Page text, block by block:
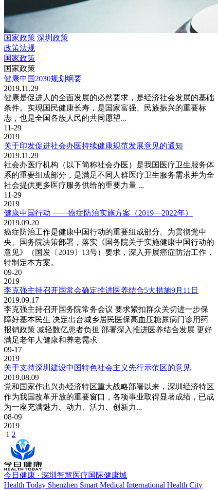
国家政策 深圳政策
政策法规
国家政策
国家政策
健康中国2030规划纲要
2019.11.29
健康是促进人的全面发展的必然要求，是经济社会发展的基础
条件。实现国民健康长寿，是国家富强、民族振兴的重要标
志，也是全国各族人民的共同愿望...
11-29
2019
关于印发促进社会办医持续健康规范发展意见的通知
2019.11.29
社会办医疗机构（以下简称社会办医）是我国医疗卫生服务体
系的重要组成部分，是满足不同人群医疗卫生服务需求并为全
社会提供更多医疗服务供给的重要力量 ...
11-29
2019
健康中国行动 ——癌症防治实施方案（2019—2022年）
2019.09.20
癌症防治工作是健康中国行动的重要组成部分。为贯彻党中
央、国务院决策部署，落实《国务院关于实施健康中国行动的
意见》（国发〔2019〕13号）要求，深入开展癌症防治工作，
特制定本方案。
09-20
2019
李克强主持召开国常会确定推进医养结合5大措施9月11日
2019.09.17
李克强主持召开国务院常务会议 要求紧扣群众关切进一步保
障好基本民生 决定出台城乡居民医保高血压糖尿病门诊用药
报销政策 减轻数亿患者负担 部署深入推进医养结合发展 更好
满足老年人健康和养老需求
09-17
2019
关于支持深圳建设中国特色社会主义先行示范区的意见
2019.08.09
党和国家作出兴办经济特区重大战略部署以来，深圳经济特区
作为我国改革开放的重要窗口，各项事业取得显著成绩，已成
为一座充满魅力、动力、活力、创新力...
08-09
2019
1 2
今日健康 · 深圳智慧医疗国际健康城
Health Today Shenzhen Smart Medical International Health City